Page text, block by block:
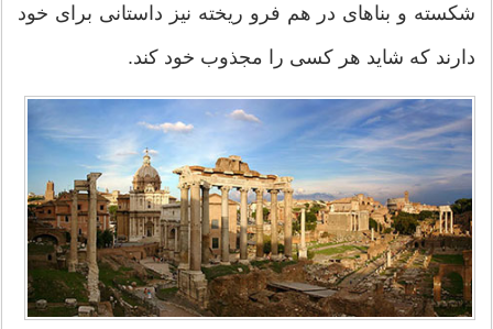
شکسته و بناهای در هم فرو ریخته نیز داستانی برای خود
دارند که شاید هر کسی را مجذوب خود کند.